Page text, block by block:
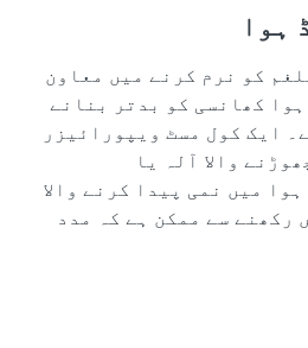
ہوا
کو نرم کرنے میں معاون
کھانسی کو بدتر بنانے
ایک کول مسٹ ویپورائیزر
والا آلہ یا
میں نمی پیدا کرنے والا
رکھنے سے ممکن ہے کہ مدد